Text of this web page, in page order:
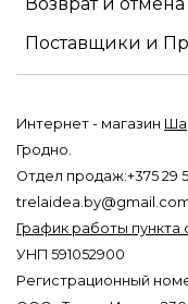
Поставщики и
Интернет - магазин
Гродно.
Отдел продаж:+375 29
График работы
УНП 591052900
Регистрационный